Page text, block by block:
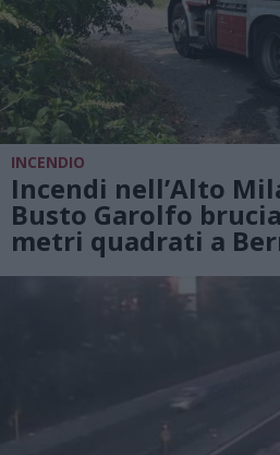
INCENDIO
Incendi nell’Alto
Busto Garolfo
metri quadrati a